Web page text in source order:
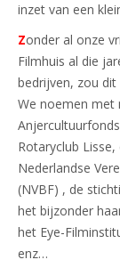
inzet van een
Zonder al onze
Filmhuis al die
bedrijven, zou
We noemen met
Rotaryclub
Nederlandse
(NVBF) , de
het bijzonder
het Eye-
enz…